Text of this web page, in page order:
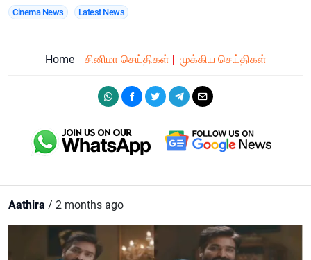
Cinema News Latest News
Home சினிமா செய்திகள் முக்கிய செய்திகள்
Aathira / 2 months ago